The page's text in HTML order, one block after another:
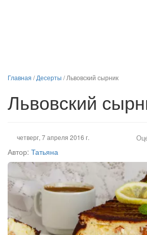
Главная /Десерты /Львовский сырник
Львовский
четверг, 7 апреля 2016 г.
Автор: Татьяна